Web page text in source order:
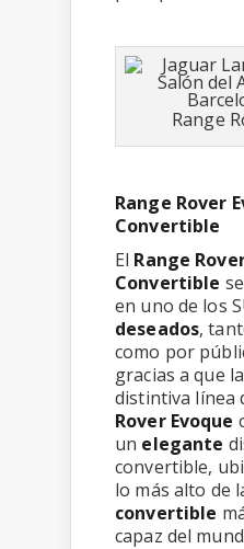
Range
Range Rover
Convertible
El Range
Convertible
en uno de los
deseados,
como por
gracias a que la
distintiva línea
Rover Evoque
un elegante
convertible,
lo más alto de
convertible
capaz del